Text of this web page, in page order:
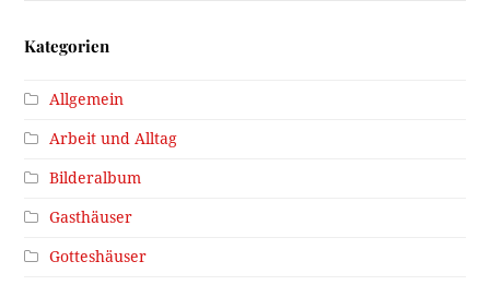
Kategorien
Allgemein
Arbeit und Alltag
Bilderalbum
Gasthäuser
Gotteshäuser